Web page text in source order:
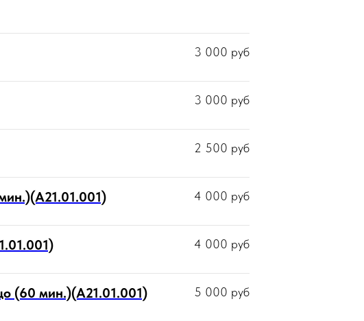
3 000 руб
3 000 руб
2 500 руб
4 000 руб
4 000 руб
(60 мин.)(А21.01.001) 5 000 руб